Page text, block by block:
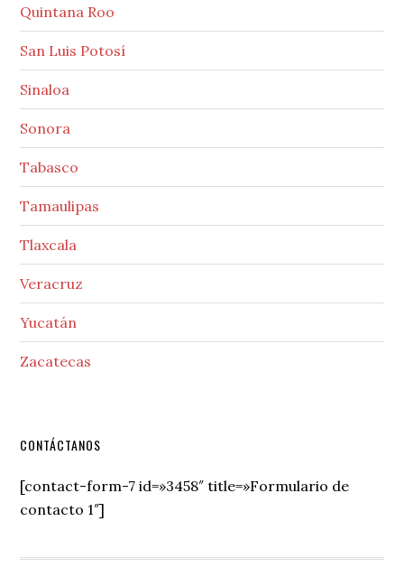
Quintana Roo
San Luis Potosí
Sinaloa
Sonora
Tabasco
Tamaulipas
Tlaxcala
Veracruz
Yucatán
Zacatecas
Secondary
Sidebar
CONTÁCTANOS
[contact-form-7 id=»3458″ title=»Formulario de
contacto 1″]